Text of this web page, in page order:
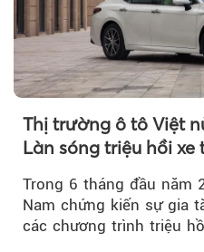
Thị trường ô tô Việt
Làn sóng triệu hồi xe
Trong 6 tháng đầu năm
Nam chứng kiến sự gia
các chương trình triệu